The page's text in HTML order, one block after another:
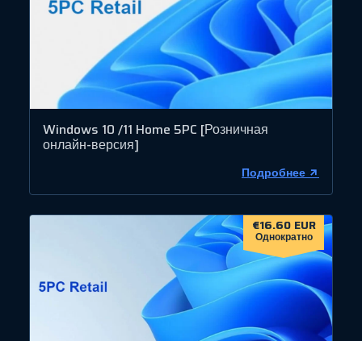
Windows 10 /11 Home 5PC [Розничная
онлайн-версия]
Подробнее
€16.60 EUR
Однократно